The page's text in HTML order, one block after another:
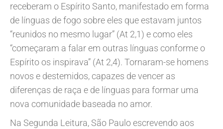
receberam o Espírito Santo, manifestado em forma
de línguas de fogo sobre eles que estavam juntos
“reunidos no mesmo lugar” (At 2,1) e como eles
“começaram a falar em outras línguas conforme o
Espírito os inspirava” (At 2,4). Tornaram-se homens
novos e destemidos, capazes de vencer as
diferenças de raça e de línguas para formar uma
nova comunidade baseada no amor.
Na Segunda Leitura, São Paulo escrevendo aos